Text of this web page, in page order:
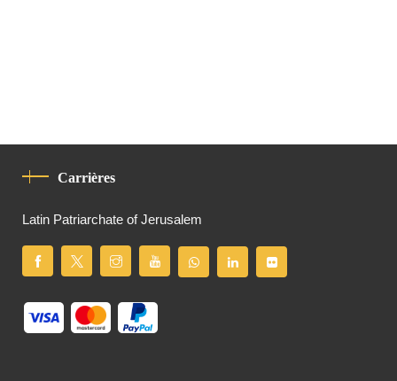
Carrières
Latin Patriarchate of Jerusalem